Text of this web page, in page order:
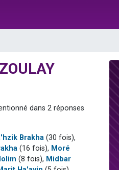
dans 2 réponses
Brakha (30 fois),
(16 fois), Moré
(8 fois), Midbar